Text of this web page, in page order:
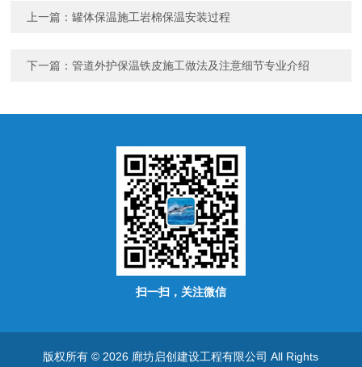
上一篇：罐体保温施工岩棉保温安装过程
下一篇：管道外护保温铁皮施工做法及注意细节专业介绍
扫一扫，关注微信
版权所有 © 2026 廊坊启创建设工程有限公司 All Rights